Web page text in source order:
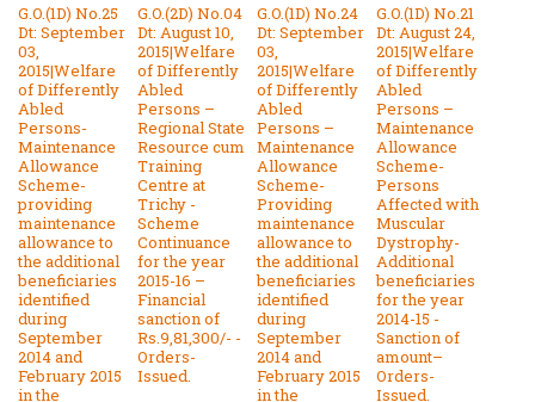
G.O.(1D) No.25
Dt: September
03,
2015|Welfare
of Differently
Abled
Persons-
Maintenance
Allowance
Scheme-
providing
maintenance
allowance to
the additional
beneficiaries
identified
during
September
2014 and
February 2015
in the
G.O.(2D) No.04
Dt: August 10,
2015|Welfare
of Differently
Abled
Persons –
Regional State
Resource cum
Training
Centre at
Trichy -
Scheme
Continuance
for the year
2015-16 –
Financial
sanction of
Rs.9,81,300/- -
Orders-
Issued.
G.O.(1D) No.24
Dt: September
03,
2015|Welfare
of Differently
Abled
Persons –
Maintenance
Allowance
Scheme-
Providing
maintenance
allowance to
the additional
beneficiaries
identified
during
September
2014 and
February 2015
in the
G.O.(1D) No.21
Dt: August 24,
2015|Welfare
of Differently
Abled
Persons –
Maintenance
Allowance
Scheme-
Persons
Affected with
Muscular
Dystrophy-
Additional
beneficiaries
for the year
2014-15 -
Sanction of
amount–
Orders-
Issued.